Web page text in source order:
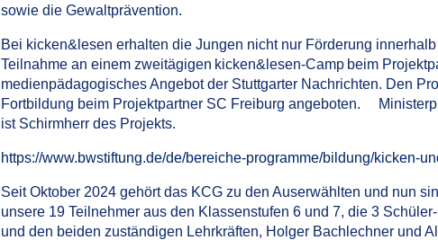
sowie die Gewaltprävention.
Bei kicken&lesen erhalten die Jungen nicht nur Förderung
Teilnahme an einem zweitägigen kicken&lesen-Camp beim
medienpädagogisches Angebot der Stuttgarter Nachrichten. Den
Fortbildung beim Projektpartner SC Freiburg angeboten.
ist Schirmherr des Projekts.
https://www.bwstiftung.de/de/bereiche-programme/bildung/kicken-
Seit Oktober 2024 gehört das KCG zu den Auserwählten und nun
unsere 19 Teilnehmer aus den Klassenstufen 6 und 7, die 3
und den beiden zuständigen Lehrkräften, Holger Bachlechner und